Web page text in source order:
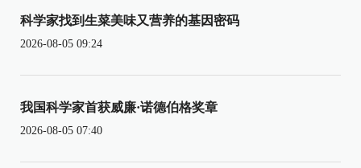
科学家找到生菜美味又营养的基因密码
2026-08-05 09:24
我国科学家首获威廉·诺德伯格奖章
2026-08-05 07:40